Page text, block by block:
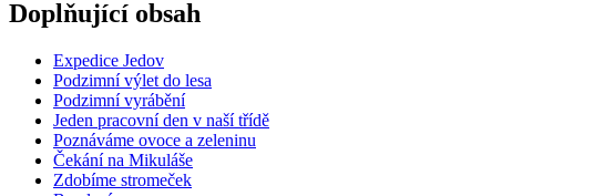
Doplňující obsah
Expedice Jedov
Podzimní výlet do lesa
Podzimní vyrábění
Jeden pracovní den v naší třídě
Poznáváme ovoce a zeleninu
Čekání na Mikuláše
Zdobíme stromeček